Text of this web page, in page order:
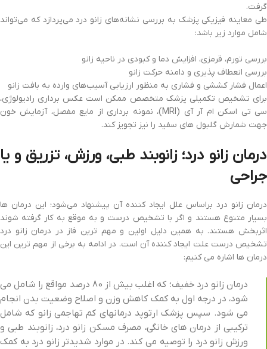
گرفت.
طی معاینه فیزیکی پزشک به بررسی نشانه‌های زانو درد می‌پردازد که می‌تواند
شامل موارد زیر باشد:
بررسی تورم، قرمزی، افزایش دما و کبودی در ناحیه زانو
بررسی انعطاف پذیری و دامنه حرکت زانو
اعمال فشار کششی و فشاری به منظور ارزیابی آسیب‌های وارده به بافت زانو
برای تشخیص تکمیلی پزشک متخصص ممکن است عکس برداری رادیولوژی،
سی تی اسکن ام آر آی (MRI)، نمونه برداری از مایع مفصل، آزمایش خون
جهت شمارش گلبول های سفید را نیز تجویز کند.
درمان زانو درد؛ زانوبند طبی، ورزش، تزریق و یا
جراحی
درمان زانو درد براساس علل ایجاد کننده آن پیشنهاد می‌شود؛ این درمان ها
بسیار متنوع هستند و اگر با تشخیص درست و به موقع به کار گرفته شوند
اثربخش هستند. به همین دلیل اولین و مهم ترین فاز در درمان زانو درد
تشخیص درست علت ایجاد کننده آن است. در ادامه به برخی از مهم ترین این
درمان ها اشاره می کنیم:
درمان زانو درد خفیف؛ که اغلب بیش از 80 درصد مواقع را شامل می
شود، در درجه اول به کمک کاهش وزن و اصلاح وضعیت بدن انجام
می شود. سپس پزشک ارتوپد درمانهای کم تهاجمی زانو که شامل
ترکیبی از درمان های خانگی، مصرف مسکن زانو درد، زانوبند طبی و
ورزش زانو درد را توصیه می کند. در موارد شدیدتر زانو درد به کمک